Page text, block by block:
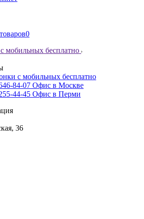
0
мобильных бесплатно
с мобильных бесплатно
84-07 Офис в Москве
44-45 Офис в Перми
36